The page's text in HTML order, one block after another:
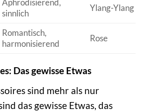
Aphrodisierend,
sinnlich
Ylang-Ylang
Romantisch,
harmonisierend
Rose
Das gewisse Etwas
sind mehr als nur
das gewisse Etwas, das